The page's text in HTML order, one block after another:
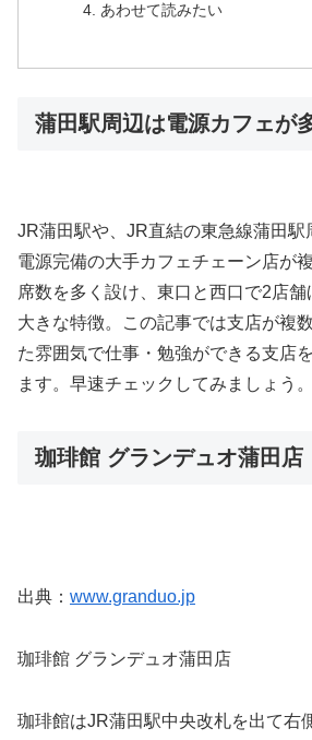
あわせて読みたい
蒲田駅周辺は電源カフェが
JR蒲田駅や、JR直結の東急線蒲田駅
電源完備の大手カフェチェーン店が
席数を多く設け、東口と西口で2店舗
大きな特徴。この記事では支店が複
た雰囲気で仕事・勉強ができる支店
ます。早速チェックしてみましょう。
珈琲館 グランデュオ蒲田店
出典： www.granduo.jp
珈琲館 グランデュオ蒲田店
珈琲館はJR蒲田駅中央改札を出て右